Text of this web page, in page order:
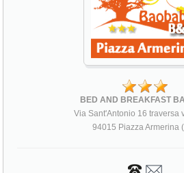
BED AND BREAKFAST
Via Sant'Antonio 16 traversa
94015 Piazza Armerina